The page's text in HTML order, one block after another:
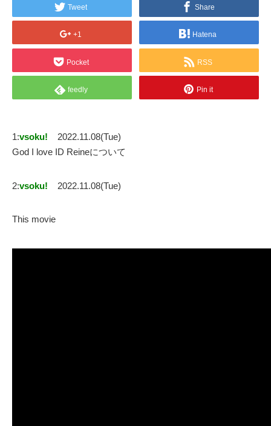
Tweet Share
+1 Hatena
Pocket RSS
feedly Pin it
1:vsoku!
2022.11.08(Tue)
God I love ID Reineについて
2:vsoku! 2022.11.08(Tue)
This movie